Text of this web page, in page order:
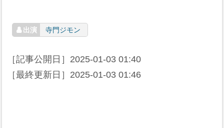
寺門ジモン
［記事公開日］ 2025-01-03 01:40
［最終更新日］ 2025-01-03 01:46